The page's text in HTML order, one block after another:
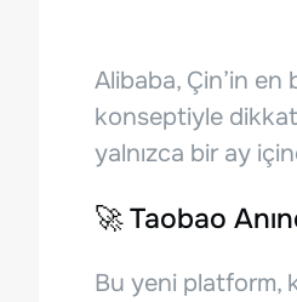
Alibaba, Çin’in
konseptiyle
yalnızca bir ay
🚀 Taobao
Bu yeni platform,